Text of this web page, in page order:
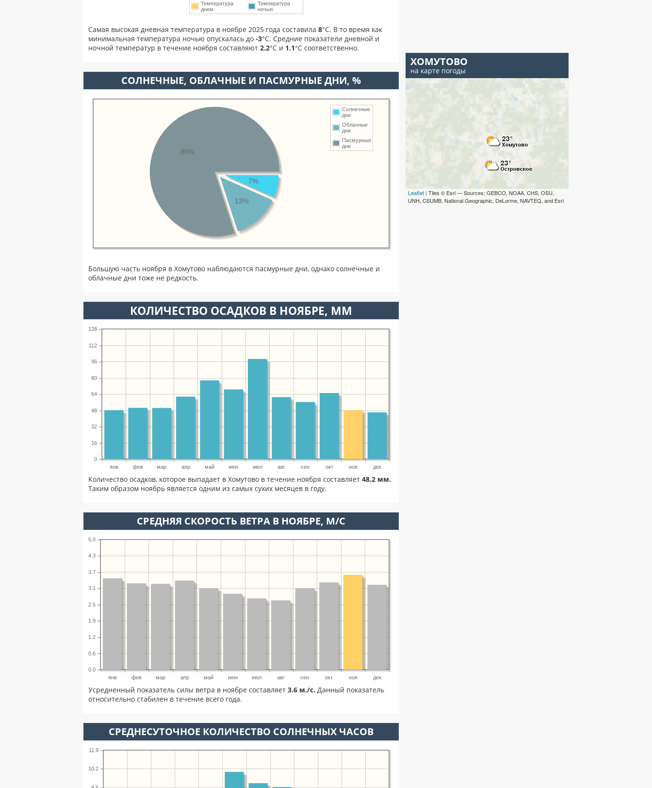
Температура
днем
Температура
ночью
Самая высокая дневная температура в ноябре 2025 года составила 8°С. В то время как
минимальная температура ночью опускалась до -3°C. Средние показатели дневной и
ночной температур в течение ноября составляют 2.2°С и 1.1°С соответственно.
CОЛНЕЧНЫЕ, ОБЛАЧНЫЕ И ПАСМУРНЫЕ ДНИ, %
Солнечные
дни
Облачные
дни
Пасмурные
дни
7%
13%
80%
Большую часть ноября в Хомутово наблюдаются пасмурные дни, однако солнечные и
облачные дни тоже не редкость.
КОЛИЧЕСТВО ОСАДКОВ В НОЯБРЕ, ММ
янв фев мар апр май июн июл авг сен окт ноя дек
0
16
32
48
64
80
96
112
128
Количество осадков, которое выпадает в Хомутово в течение ноября составляет 48.2 мм.
Таким образом ноябрь является одним из самых сухих месяцев в году.
СРЕДНЯЯ СКОРОСТЬ ВЕТРА В НОЯБРЕ, М/С
янв фев мар апр май июн июл авг сен окт ноя дек
0.0
0.6
1.2
1.9
2.5
3.1
3.7
4.3
5.0
Усредненный показатель силы ветра в ноябре составляет 3.6 м./с. Данный показатель
относительно стабилен в течение всего года.
СРЕДНЕСУТОЧНОЕ КОЛИЧЕСТВО СОЛНЕЧНЫХ ЧАСОВ
10.2
11.9
ХОМУТОВО
на карте погоды
Leaflet | Tiles © Esri — Sources: GEBCO, NOAA, CHS, OSU,
UNH, CSUMB, National Geographic, DeLorme, NAVTEQ, and Esri